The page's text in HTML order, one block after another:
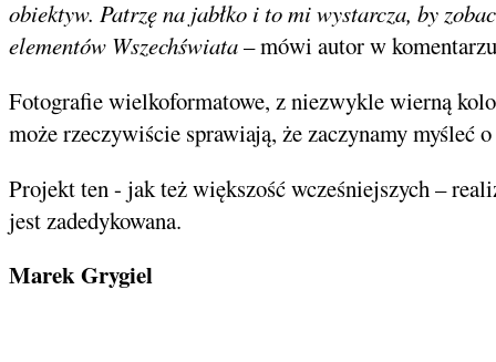
obiektyw. Patrzę na jabłko i to mi wystarcza, by
elementów Wszechświata– mówi autor w
Fotografie wielkoformatowe, z niezwykle wierną
może rzeczywiście sprawiają, że zaczynamy myśleć
Projekt ten - jak też większość wcześniejszych –
jest zadedykowana.
Marek Grygiel